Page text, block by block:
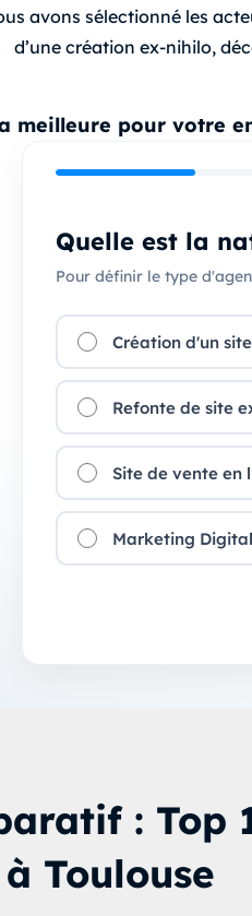
avons sélectionné les
d’une création ex-nihilo,
meilleure pour votre
Quelle est la
Pour définir le type
Création d'un
Refonte de site
Site de vente en
Marketing
: Top
Toulouse